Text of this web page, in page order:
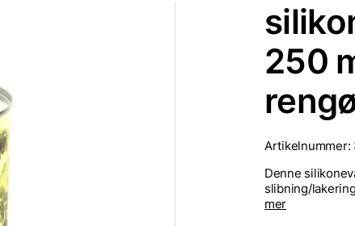
250
Artikelnummer:
Denne
slibning/
mer